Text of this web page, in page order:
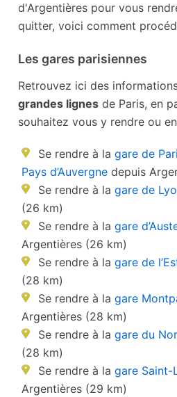
d'Argentières pour vous
quitter, voici comment
Les gares parisiennes
Retrouvez ici des
grandes lignes de Paris, en
souhaitez vous y rendre ou
Se rendre à la gare de
Pays d’Auvergne depuis
Se rendre à la gare de
(26 km)
Se rendre à la gare
Argentières (26 km)
Se rendre à la gare de
(28 km)
Se rendre à la gare
Argentières (28 km)
Se rendre à la gare du
(28 km)
Se rendre à la gare Saint-
Argentières (29 km)